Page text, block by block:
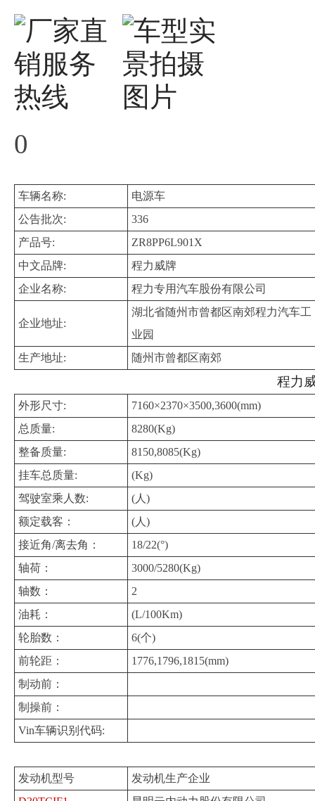
0
车辆名称:
电源车
公告批次:
336
产品号:
ZR8PP6L901X
中文品牌:
程力威牌
企业名称:
程力专用汽车股份有限公司
企业地址:
湖北省随州市曾都区南郊程力汽车工
业园
生产地址:
随州市曾都区南郊
程力
外形尺寸:
7160×2370×3500,3600(mm)
总质量:
8280(Kg)
整备质量:
8150,8085(Kg)
挂车总质量:
(Kg)
驾驶室乘人数:
(人)
额定载客：
(人)
接近角/离去角：
18/22(°)
轴荷：
3000/5280(Kg)
轴数：
2
油耗：
(L/100Km)
轮胎数：
6(个)
前轮距：
1776,1796,1815(mm)
制动前：
制操前：
Vin车辆识别代码:
发动机型号
发动机生产企业